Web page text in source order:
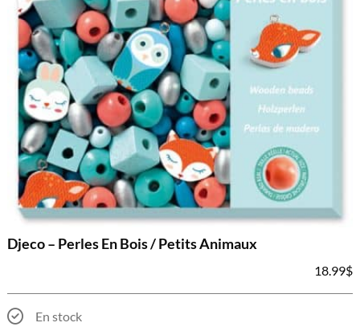
Djeco – Perles En Bois / Petits Animaux
18.99$
En stock